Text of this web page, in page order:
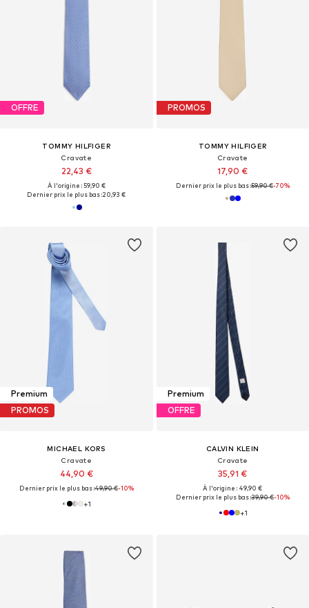
OFFRE
TOMMY HILFIGER
Cravate
22,43 €
À l'origine : 59,90 €
Dernier prix le plus bas :20,93 €
PROMOS
TOMMY HILFIGER
Cravate
17,90 €
Dernier prix le plus bas :59,90 €-70%
Premium
PROMOS
MICHAEL KORS
Cravate
44,90 €
Dernier prix le plus bas :49,90 €-10%
+1
Premium
OFFRE
CALVIN KLEIN
Cravate
35,91 €
À l'origine : 49,90 €
Dernier prix le plus bas :39,90 €-10%
+1